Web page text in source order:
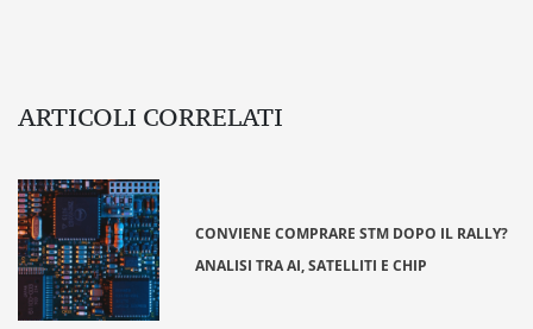
ARTICOLI CORRELATI
CONVIENE COMPRARE STM DOPO IL RALLY?
ANALISI TRA AI, SATELLITI E CHIP